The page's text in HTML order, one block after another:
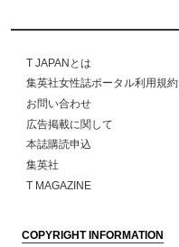
T JAPANとは
集英社女性誌ポータル利用規約
お問い合わせ
広告掲載に関して
本誌購読申込
集英社
T MAGAZINE
COPYRIGHT INFORMATION